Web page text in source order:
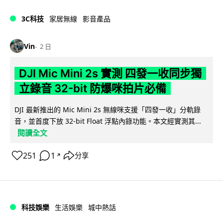
3C科技 家居無線 影音產品
Vin 2 日
DJI Mic Mini 2s 實測 四發一收同步獨
立錄音 32-bit 防爆咪拍片必備
DJI 最新推出的 Mic Mini 2s 無線咪支援「四發一收」分軌錄
音，並首度下放 32-bit Float 浮點內錄功能。本文經實測其...
閱讀全文
251 1 ↗ 分享
科技娛樂 生活娛樂 城中熱話